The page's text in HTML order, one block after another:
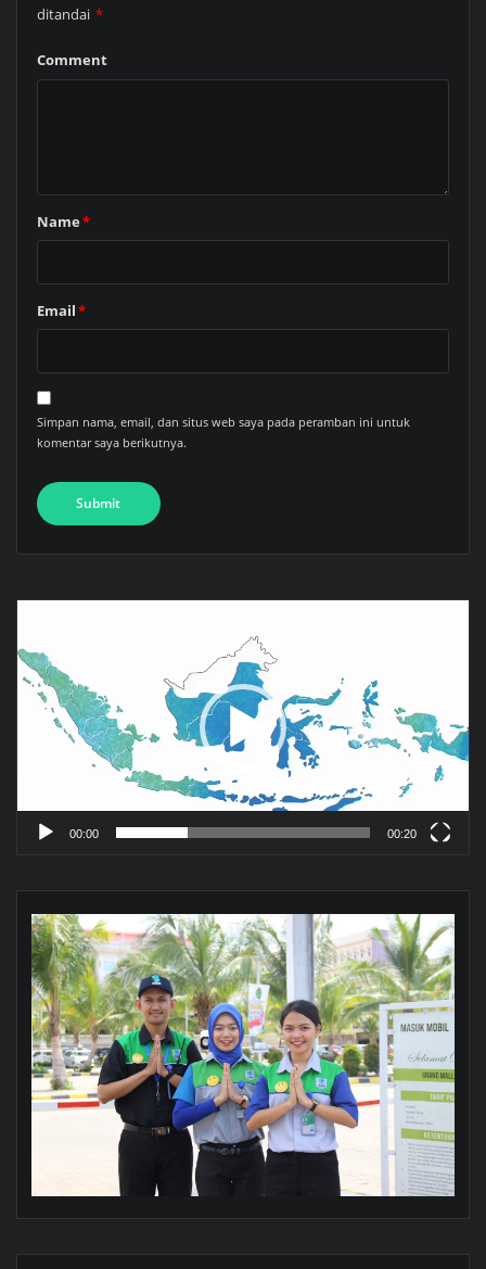
ditandai *
Comment
Name*
Email*
Simpan nama, email, dan situs web saya pada peramban ini untuk
komentar saya berikutnya.
00:00 00:20